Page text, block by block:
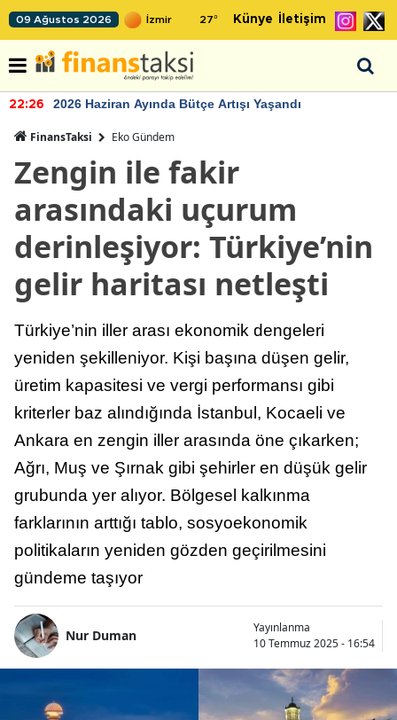
09 Ağustos 2026 27° Künye İletişim
22:26 2026 Haziran Ayında Bütçe Artışı Yaşandı
FinansTaksi Eko Gündem
Zengin ile fakir
arasındaki uçurum
derinleşiyor: Türkiye’nin
gelir haritası netleşti
Türkiye’nin iller arası ekonomik dengeleri
yeniden şekilleniyor. Kişi başına düşen gelir,
üretim kapasitesi ve vergi performansı gibi
kriterler baz alındığında İstanbul, Kocaeli ve
Ankara en zengin iller arasında öne çıkarken;
Ağrı, Muş ve Şırnak gibi şehirler en düşük gelir
grubunda yer alıyor. Bölgesel kalkınma
farklarının arttığı tablo, sosyoekonomik
politikaların yeniden gözden geçirilmesini
gündeme taşıyor
Nur Duman
Yayınlanma
10 Temmuz 2025 - 16:54